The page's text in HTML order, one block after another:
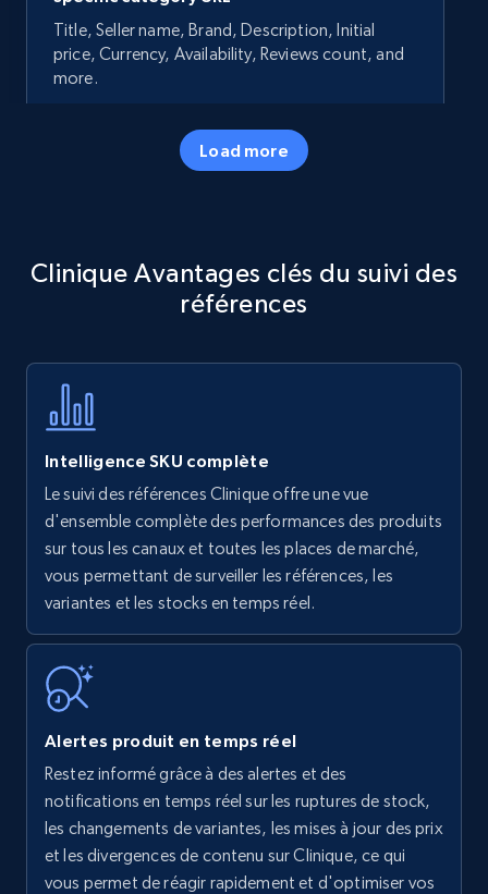
Title, Seller name, Brand, Description, Initial
price, Currency, Availability, Reviews count, and
more.
5.7K+ Commencer
specific keywords
Title, Seller name, Brand, Description, Initial
Amazon products - find products by using
upc numbers
Title, Seller name, Brand, Description, Initial
price, Currency, Availability, Reviews count, and
35.3K+
Amazon Reviews
URL, Product name, Product rating, Product
rating object, Product rating max, Rating,
Author name, Asin, and more.
Load more
Clinique Avantages clés du suivi des
références
Intelligence SKU complète
Le suivi des références Clinique offre une vue
d'ensemble complète des performances des produits
sur tous les canaux et toutes les places de marché,
vous permettant de surveiller les références, les
variantes et les stocks en temps réel.
Alertes produit en temps réel
Restez informé grâce à des alertes et des
notifications en temps réel sur les ruptures de stock,
les changements de variantes, les mises à jour des prix
et les divergences de contenu sur Clinique, ce qui
vous permet de réagir rapidement et d'optimiser vos